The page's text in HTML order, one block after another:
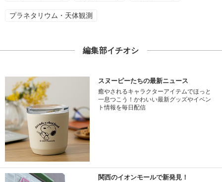
プラネタリウム・天体観測
編集部イチオシ
スヌーピーたちの最新ニュース
癒やされるキャラクターアイテムでほっと
一息つこう！かわいい最新グッズやイベン
ト情報を毎日配信
関西のイオンモールで新発見！